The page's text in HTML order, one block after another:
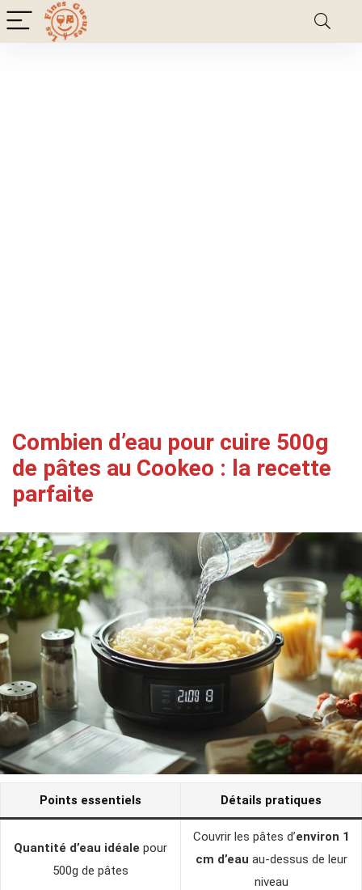
Combien d’eau pour cuire 500g
de pâtes au Cookeo : la recette
parfaite
Points essentiels Détails pratiques
Quantité d’eau idéale pour
500g de pâtes
Couvrir les pâtes d’environ 1
cm d’eau au-dessus de leur
niveau